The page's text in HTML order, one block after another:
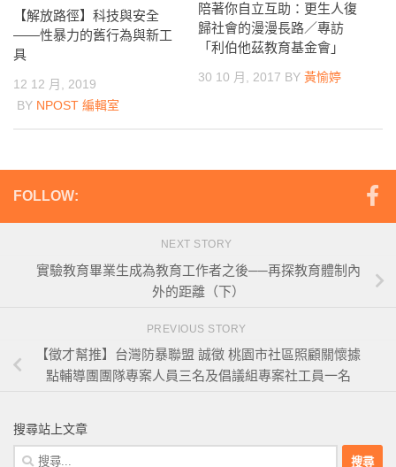
【解放路徑】科技與安全
——性暴力的舊行為與新工
具
12 12 月, 2019
BY NPOST 編輯室
陪著你自立互助：更生人復
歸社會的漫漫長路／專訪
「利伯他茲教育基金會」
30 10 月, 2017 BY 黃愉婷
FOLLOW:
NEXT STORY
實驗教育畢業生成為教育工作者之後──再探教育體制內
外的距離（下）
PREVIOUS STORY
【徵才幫推】台灣防暴聯盟 誠徵 桃園市社區照顧關懷據
點輔導團團隊專案人員三名及倡議組專案社工員一名
搜尋站上文章
搜